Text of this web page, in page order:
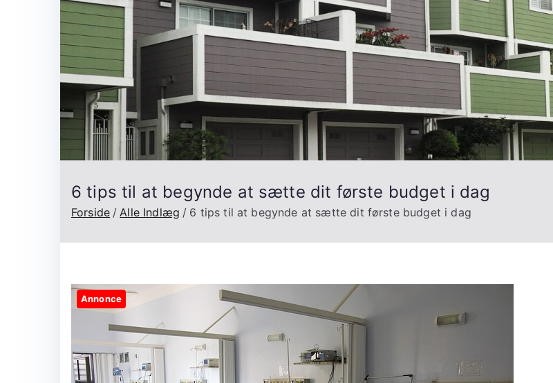
6 tips til at begynde at sætte dit første budget i dag
Forside Alle Indlæg 6 tips til at begynde at sætte dit første budget i dag
Annonce